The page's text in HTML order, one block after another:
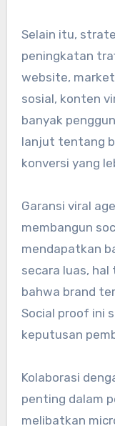
Selain itu,
peningkatan
website,
sosial, konten
banyak
lanjut tentang
konversi yang
Garansi viral
membangun
mendapatkan
secara luas,
bahwa brand
Social proof ini
keputusan
Kolaborasi
penting dalam
melibatkan